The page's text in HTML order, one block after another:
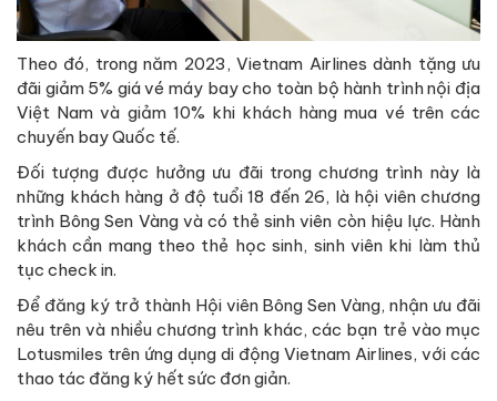
Theo đó, trong năm 2023, Vietnam Airlines dành tặng ưu
đãi giảm 5% giá vé máy bay cho toàn bộ hành trình nội địa
Việt Nam và giảm 10% khi khách hàng mua vé trên các
chuyến bay Quốc tế.
Đối tượng được hưởng ưu đãi trong chương trình này là
những khách hàng ở độ tuổi 18 đến 26, là hội viên chương
trình Bông Sen Vàng và có thẻ sinh viên còn hiệu lực. Hành
khách cần mang theo thẻ học sinh, sinh viên khi làm thủ
tục check in.
Để đăng ký trở thành Hội viên Bông Sen Vàng, nhận ưu đãi
nêu trên và nhiều chương trình khác, các bạn trẻ vào mục
Lotusmiles trên ứng dụng di động Vietnam Airlines, với các
thao tác đăng ký hết sức đơn giản.